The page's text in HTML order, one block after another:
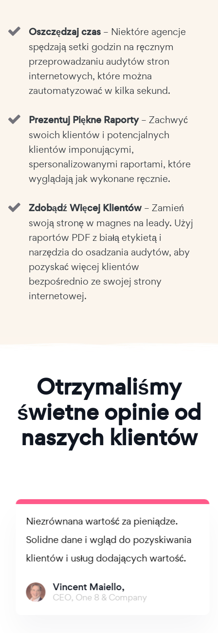
Oszczędzaj czas – Niektóre agencje
spędzają setki godzin na ręcznym
przeprowadzaniu audytów stron
internetowych, które można
zautomatyzować w kilka sekund.
Prezentuj Piękne Raporty– Zachwyć
swoich klientów i potencjalnych
klientów imponującymi,
spersonalizowanymi raportami, które
wyglądają jak wykonane ręcznie.
Zdobądź Więcej Klientów– Zamień
swoją stronę w magnes na leady. Użyj
raportów PDF z białą etykietą i
narzędzia do osadzania audytów, aby
pozyskać więcej klientów
bezpośrednio ze swojej strony
internetowej.
Otrzymaliśmy
świetne opinie od
naszych klientów
Niezrównana wartość za pieniądze.
Solidne dane i wgląd do pozyskiwania
klientów i usług dodających wartość.
Vincent Maiello,
CEO, One 8 & Company